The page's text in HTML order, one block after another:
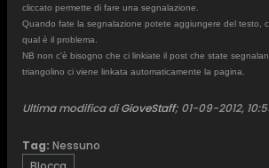
cliccato permette di fare una segnalazione.
Quando fate la segnalazione potete aggiungere del testo,
qual è il problema.
NB non c'è bisogno che ci linkiate il post che state
triangolino ci viene linkata automaticamente la pagina.
Ultima modifica diGioveStaff; 01-09-2012,
Tag: Nessuno